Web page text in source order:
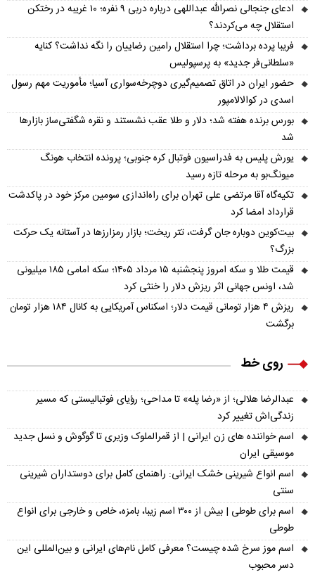
ادعای جنجالی نصرالله عبداللهی درباره دربی ۹ نفره؛ ۱۰ غریبه در رختکن
استقلال چه می‌کردند؟
فریبا پرده برداشت؛ چرا استقلال رامین رضاییان را نگه نداشت؟ کنایه
«سلطانی‌فر جدید» به پرسپولیس
حضور ایران در اتاق تصمیم‌گیری دوچرخه‌سواری آسیا؛ مأموریت مهم رسول
اسدی در کوالالامپور
بورس برنده هفته شد؛ دلار و طلا عقب نشستند و نقره شگفتی‌ساز بازارها
شد
یورش پلیس به فدراسیون فوتبال کره جنوبی؛ پرونده انتخاب هونگ
میونگ‌بو به مرحله تازه رسید
تکیه‌گاه آقا مرتضی علی تهران برای راه‌اندازی سومین مرکز خود در پاکدشت
قرارداد امضا کرد
بیت‌کوین دوباره جان گرفت، تتر ریخت؛ بازار رمزارزها در آستانه یک حرکت
بزرگ؟
قیمت طلا و سکه امروز پنجشنبه ۱۵ مرداد ۱۴۰۵؛ سکه امامی ۱۸۵ میلیونی
شد، اونس جهانی اثر ریزش دلار را خنثی کرد
ریزش ۴ هزار تومانی قیمت دلار؛ اسکناس آمریکایی به کانال ۱۸۴ هزار تومان
برگشت
روی خط
عبدالرضا هلالی؛ از «رضا پله» تا مداحی؛ رؤیای فوتبالیستی که مسیر
زندگی‌اش تغییر کرد
اسم خواننده های زن ایرانی | از قمرالملوک وزیری تا گوگوش و نسل جدید
موسیقی ایران
اسم انواع شیرینی خشک ایرانی: راهنمای کامل برای دوستداران شیرینی
سنتی
اسم برای طوطی | بیش از ۳۰۰ اسم زیبا، بامزه، خاص و خارجی برای انواع
طوطی
اسم موز سرخ شده چیست؟ معرفی کامل نام‌های ایرانی و بین‌المللی این
دسر محبوب